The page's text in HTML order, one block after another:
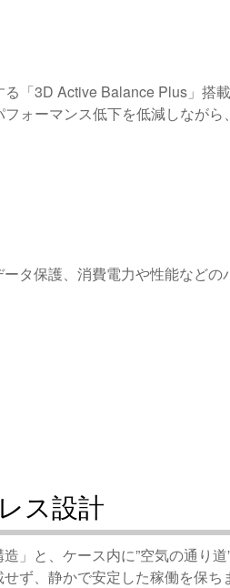
「3D Active Balance Plus」搭
ォーマンス低下を低減しながら
タ保護、消費電力や性能などの
ス設計
」と、ケース内に”空気の通り道
ず、静かで安定した稼働を保ち